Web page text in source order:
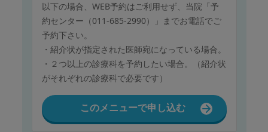
以下の場合、WEB予約はご利用せず、当院「予
約センター（011-685-2990）」までお電話でご
予約下さい。
・紹介状が指定された医師宛になっている場合。
・２つ以上の診療科を予約したい場合。（紹介状
がそれぞれの診療科で必要です）
このメニューで申し込む